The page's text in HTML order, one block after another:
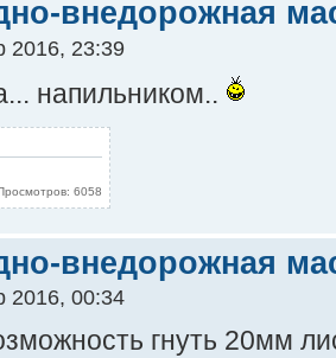
внедорожная
2016, 23:39
напильником..
6058
внедорожная
2016, 00:34
гнуть 20мм